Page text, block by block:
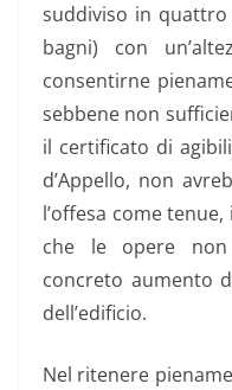
suddiviso in
bagni) con
consentirne
sebbene non
il certificato di
d’Appello, non
l’offesa come
che le opere non
concreto aumento
dell’edificio.
Nel ritenere